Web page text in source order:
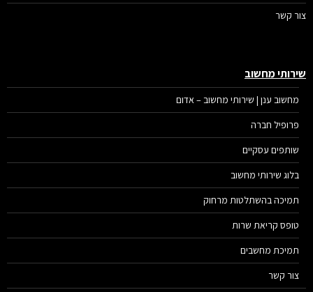
קשר
מחשוב
מחשוב ענן | שירותי מחשוב – אדום
פרופיל חברה
שותפים עסקיים
בלוג שירותי מחשוב
תמיכה בהשתלטות מרחוק
טופס קריאת שרות
תמיכת מחשבים
צור קשר